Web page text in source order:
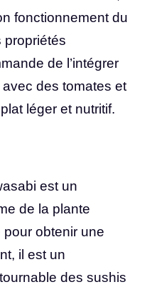
fonctionnement du
propriétés
de l’intégrer
des tomates et
léger et nutritif.
est un
de la plante
obtenir une
il est un
des sushis